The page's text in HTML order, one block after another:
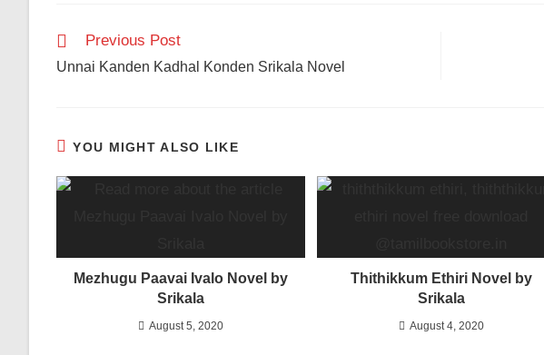
Read
articles
Previous Post
Unnai Kanden Kadhal Konden Srikala Novel
YOU MIGHT ALSO LIKE
Mezhugu Paavai Ivalo Novel by
Srikala
August 5, 2020
Thithikkum Ethiri Novel by
Srikala
August 4, 2020